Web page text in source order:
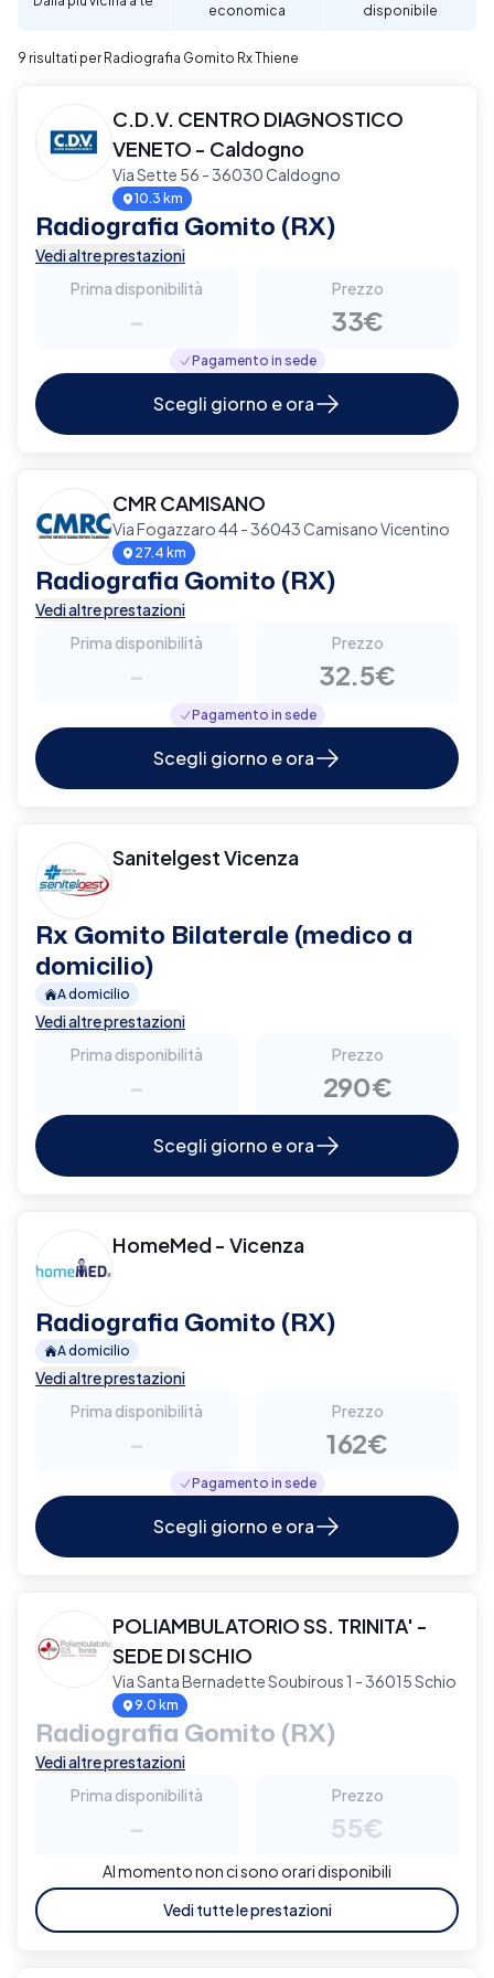
economica
disponibile
9 risultati per Radiografia Gomito Rx Thiene
C.D.V. CENTRO DIAGNOSTICO
VENETO - Caldogno
Via Sette 56 - 36030 Caldogno
10.3 km
Radiografia Gomito (RX)
Vedi altre prestazioni
Prima disponibilità
-
Prezzo
33€
Pagamento in sede
Scegli giorno e ora
CMR CAMISANO
Via Fogazzaro 44 - 36043 Camisano Vicentino
27.4 km
Radiografia Gomito (RX)
Vedi altre prestazioni
Prima disponibilità
-
Prezzo
32.5€
Pagamento in sede
Scegli giorno e ora
Sanitelgest Vicenza
Rx Gomito Bilaterale (medico a
domicilio)
A domicilio
Vedi altre prestazioni
Prima disponibilità
-
Prezzo
290€
Scegli giorno e ora
HomeMed - Vicenza
Radiografia Gomito (RX)
A domicilio
Vedi altre prestazioni
Prima disponibilità
-
Prezzo
162€
Pagamento in sede
Scegli giorno e ora
POLIAMBULATORIO SS. TRINITA' -
SEDE DI SCHIO
Via Santa Bernadette Soubirous 1 - 36015 Schio
9.0 km
Radiografia Gomito (RX)
Vedi altre prestazioni
Prima disponibilità
-
Prezzo
55€
Al momento non ci sono orari disponibili
Vedi tutte le prestazioni